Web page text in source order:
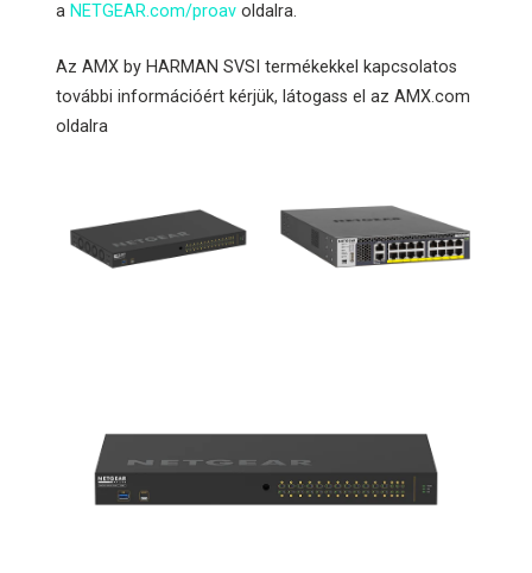
a NETGEAR.com/proav oldalra.
Az AMX by HARMAN SVSI termékekkel kapcsolatos
további információért kérjük, látogass el az AMX.com
oldalra